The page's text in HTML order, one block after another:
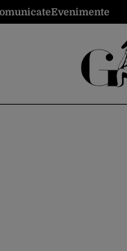
Evenimente